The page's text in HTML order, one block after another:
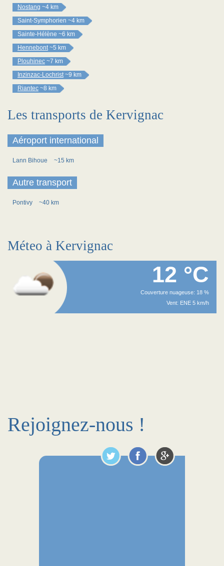
Nostang ~4 km
Saint-Symphorien ~4 km
Sainte-Hélène ~6 km
Hennebont ~5 km
Plouhinec ~7 km
Inzinzac-Lochrist ~9 km
Riantec ~8 km
Les transports de Kervignac
Aéroport international
Lann Bihoue ~15 km
Autre transport
Pontivy ~40 km
Méteo à Kervignac
12 °C
Couverture nuageuse: 18 %
Vent: ENE 5 km/h
Rejoignez-nous !